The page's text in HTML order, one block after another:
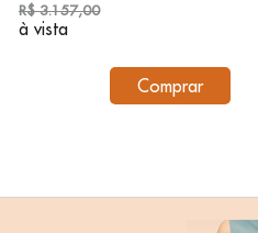
R$ 3.157,00
à vista
Comprar